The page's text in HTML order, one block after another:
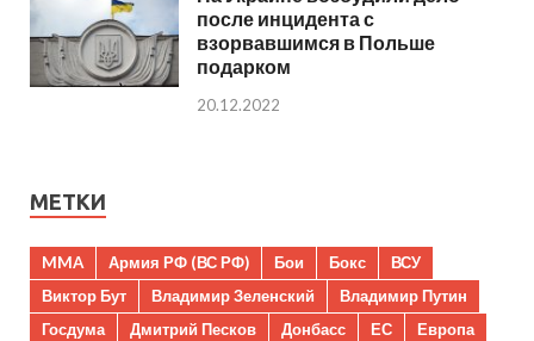
после инцидента с
взорвавшимся в Польше
подарком
20.12.2022
МЕТКИ
MMA Армия РФ (ВС РФ) Бои Бокс
ВСУ
Виктор Бут
Владимир Зеленский
Владимир Путин
Госдума
Дмитрий Песков Донбасс ЕС
Европа